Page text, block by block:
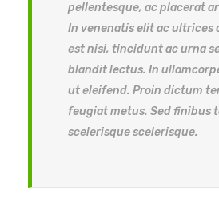
pellentesque, ac placerat
In venenatis elit ac ultrices
est nisi, tincidunt ac urna
blandit lectus. In
ut eleifend. Proin dictum
feugiat metus. Sed finibus
scelerisque scelerisque.